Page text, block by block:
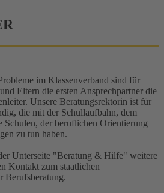
im Klassenverband sind für
Eltern die ersten Ansprechpartner die
Unsere Beratungsrektorin ist für
die mit der Schullaufbahn, dem
Schulen, der beruflichen Orientierung
zu tun haben.
Unterseite "Beratung & Hilfe" weitere
Kontakt zum staatlichen
Berufsberatung.